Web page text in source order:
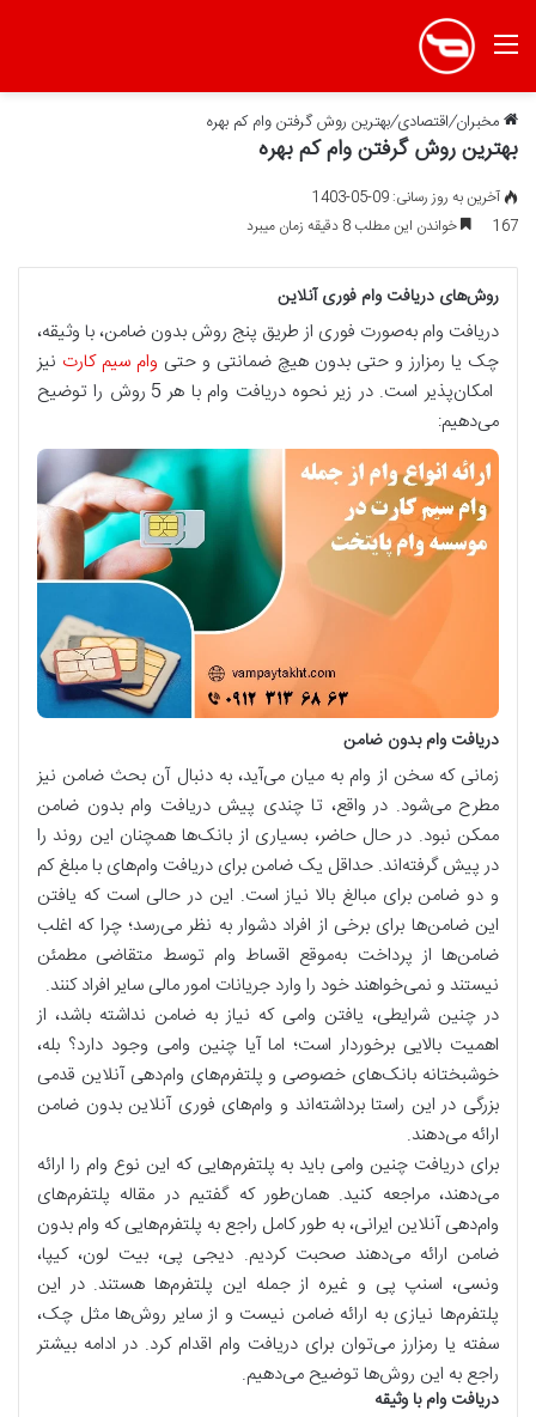
منو
مخبران/اقتصادی/بهترین روش گرفتن وام کم بهره
بهترین روش گرفتن وام کم بهره
آخرین به روز رسانی: 09-05-1403
167
خواندن این مطلب 8 دقیقه زمان میبرد
روش‌های دریافت وام فوری آنلاین
دریافت وام به‌صورت فوری از طریق پنج روش بدون ضامن، با وثیقه،
چک یا رمزارز و حتی بدون هیچ ضمانتی و حتی وام سیم کارت نیز
امکان‌پذیر است. در زیر نحوه دریافت وام با هر 5 روش را توضیح
می‌دهیم:
دریافت وام بدون ضامن
زمانی که سخن از وام به میان می‌آید، به دنبال آن بحث ضامن نیز
مطرح می‌شود. در واقع، تا چندی پیش دریافت وام بدون ضامن
ممکن نبود. در حال حاضر، بسیاری از بانک‌ها همچنان این روند را
در پیش گرفته‌اند. حداقل یک ضامن برای دریافت وام‌های با مبلغ کم
و دو ضامن برای مبالغ بالا نیاز است. این در حالی است که یافتن
این ضامن‌ها برای برخی از افراد دشوار به نظر می‌رسد؛ چرا که اغلب
ضامن‌ها از پرداخت به‌موقع اقساط وام توسط متقاضی مطمئن
نیستند و نمی‌خواهند خود را وارد جریانات امور مالی سایر افراد کنند.
در چنین شرایطی، یافتن وامی که نیاز به ضامن نداشته باشد، از
اهمیت بالایی برخوردار است؛ اما آیا چنین وامی وجود دارد؟ بله،
خوشبختانه بانک‌های خصوصی و پلتفرم‌های وام‌دهی آنلاین قدمی
بزرگی در این راستا برداشته‌اند و وام‌های فوری آنلاین بدون ضامن
ارائه می‌دهند.
برای دریافت چنین وامی باید به پلتفرم‌هایی که این نوع وام را ارائه
می‌دهند، مراجعه کنید. همان‌طور که گفتیم در مقاله پلتفرم‌های
وام‌دهی آنلاین ایرانی، به طور کامل راجع به پلتفرم‌هایی که وام بدون
ضامن ارائه می‌دهند صحبت کردیم. دیجی پی، بیت لون، کیپا،
ونسی، اسنپ پی و غیره از جمله این پلتفرم‌ها هستند. در این
پلتفرم‌ها نیازی به ارائه ضامن نیست و از سایر روش‌ها مثل چک،
سفته یا رمزارز می‌توان برای دریافت وام اقدام کرد. در ادامه بیشتر
راجع به این روش‌ها توضیح می‌دهیم.
دریافت وام با وثیقه